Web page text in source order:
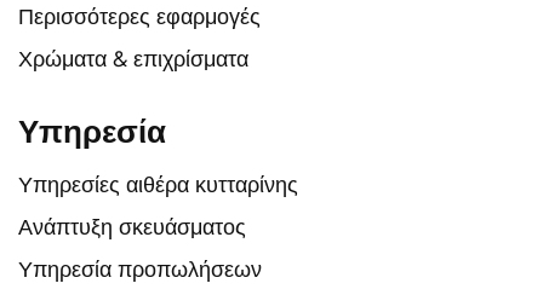
Περισσότερες εφαρμογές
Χρώματα & επιχρίσματα
Υπηρεσία
Υπηρεσίες αιθέρα κυτταρίνης
Ανάπτυξη σκευάσματος
Υπηρεσία προπωλήσεων